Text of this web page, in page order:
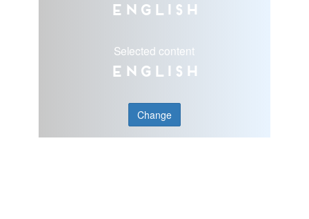
English
Selected content
English
Change